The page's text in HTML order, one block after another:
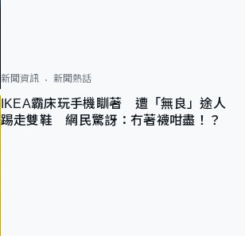
新聞資訊 新聞熱話
IKEA霸床玩手機瞓著 遭「無良」途人
踢走雙鞋 網民驚訝：冇著襪咁盡！？